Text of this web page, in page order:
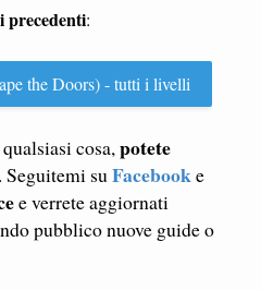
precedenti:
the Doors) - tutti i livelli
cosa,potete
. Seguitemi suFacebooke
e verrete aggiornati
pubblico nuove guide o